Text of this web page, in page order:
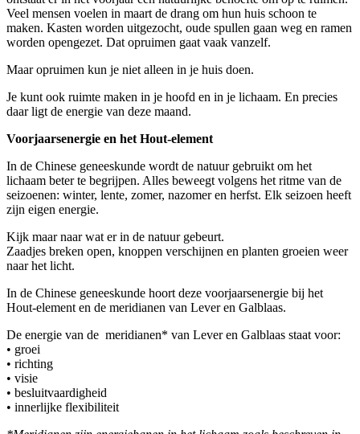
Veel mensen voelen in maart de drang om hun huis schoon te
maken. Kasten worden uitgezocht, oude spullen gaan weg en ramen
worden opengezet. Dat opruimen gaat vaak vanzelf.
Maar opruimen kun je niet alleen in je huis doen.
Je kunt ook ruimte maken in je hoofd en in je lichaam. En precies
daar ligt de energie van deze maand.
Voorjaarsenergie en het Hout-element
In de Chinese geneeskunde wordt de natuur gebruikt om het
lichaam beter te begrijpen. Alles beweegt volgens het ritme van de
seizoenen: winter, lente, zomer, nazomer en herfst. Elk seizoen heeft
zijn eigen energie.
Kijk maar naar wat er in de natuur gebeurt.
Zaadjes breken open, knoppen verschijnen en planten groeien weer
naar het licht.
In de Chinese geneeskunde hoort deze voorjaarsenergie bij het
Hout-element en de meridianen van Lever en Galblaas.
De energie van de meridianen* van Lever en Galblaas staat voor:
• groei
• richting
• visie
• besluitvaardigheid
• innerlijke flexibiliteit